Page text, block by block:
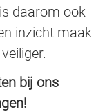
daarom ook
inzicht maak
bij ons